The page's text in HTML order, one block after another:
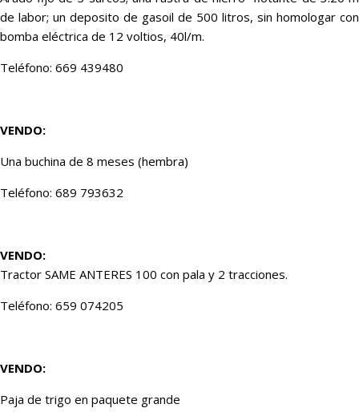
de labor; un deposito de gasoil de 500 litros, sin homologar con
bomba eléctrica de 12 voltios, 40l/m.
Teléfono: 669 439480
VENDO:
Una buchina de 8 meses (hembra)
Teléfono: 689 793632
VENDO:
Tractor SAME ANTERES 100 con pala y 2 tracciones.
Teléfono: 659 074205
VENDO:
Paja de trigo en paquete grande